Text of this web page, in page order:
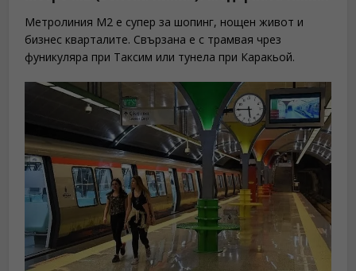
Метролиния M2 е супер за шопинг, нощен живот и
бизнес кварталите. Свързана е с трамвая чрез
фуникуляра при Таксим или тунела при Каракьой.